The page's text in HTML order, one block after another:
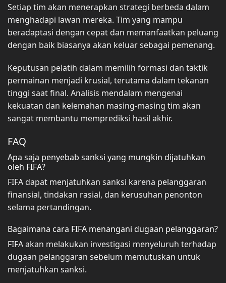
Setiap tim akan menerapkan strategi berbeda dalam
menghadapi lawan mereka. Tim yang mampu
beradaptasi dengan cepat dan memanfaatkan peluang
dengan baik biasanya akan keluar sebagai pemenang.
Keputusan pelatih dalam memilih formasi dan taktik
permainan menjadi krusial, terutama dalam tekanan
tinggi saat final. Analisis mendalam mengenai
kekuatan dan kelemahan masing-masing tim akan
sangat membantu memprediksi hasil akhir.
FAQ
Apa saja penyebab sanksi yang mungkin dijatuhkan
oleh FIFA?
FIFA dapat menjatuhkan sanksi karena pelanggaran
finansial, tindakan rasial, dan kerusuhan penonton
selama pertandingan.
Bagaimana cara FIFA menangani dugaan pelanggaran?
FIFA akan melakukan investigasi menyeluruh terhadap
dugaan pelanggaran sebelum memutuskan untuk
menjatuhkan sanksi.